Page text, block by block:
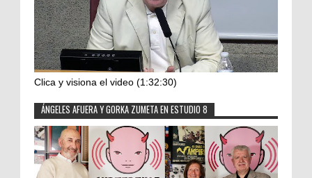
Clica y visiona el video (1:32:30)
ÁNGELES AFUERA Y GORKA ZUMETA EN ESTUDIO 8